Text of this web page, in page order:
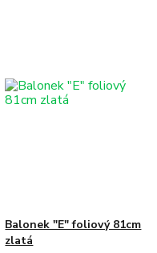
Balonek "E" foliový 81cm
zlatá